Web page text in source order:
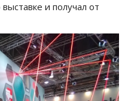
и получал от